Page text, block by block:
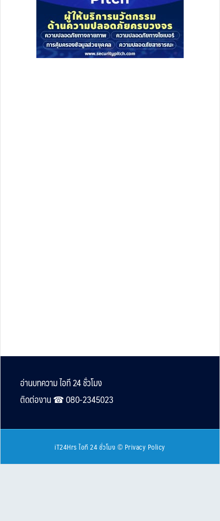
Footer
อ่านบทความ ไอที 24 ชั่วโมง
ติดต่องาน ☎︎ 080-2345023
iT24Hrs ไอที 24 ชั่วโมง © Privacy Policy